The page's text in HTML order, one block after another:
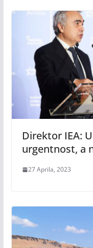
Direktor IEA:
urgentnost, a
27 Aprila, 2023